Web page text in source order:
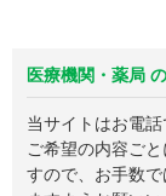
医療機関・薬局
当サイトはお電話
ご希望の内容ご
すので、お手数